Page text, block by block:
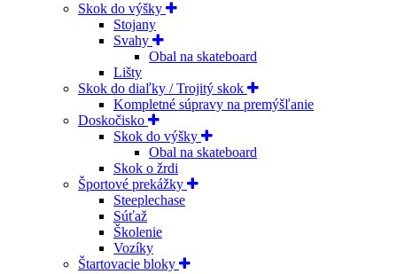
Skok do výšky
Stojany
Svahy
Obal na skateboard
Lišty
Skok do diaľky / Trojitý skok
Kompletné súpravy na premýšľanie
Doskočisko
Skok do výšky
Obal na skateboard
Skok o žrdi
Športové prekážky
Steeplechase
Súťaž
Školenie
Vozíky
Štartovacie bloky